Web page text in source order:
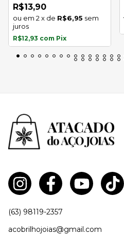
R$13,90
2 x de R$6,95 sem
juros
R$12,93 com Pix
(63) 98119-2357
acobrilhojoias@gmail.com